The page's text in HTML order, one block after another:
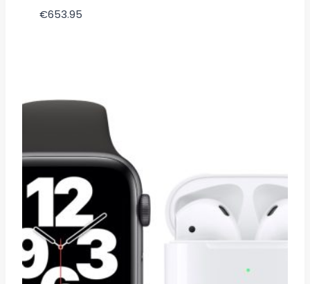
€653.95